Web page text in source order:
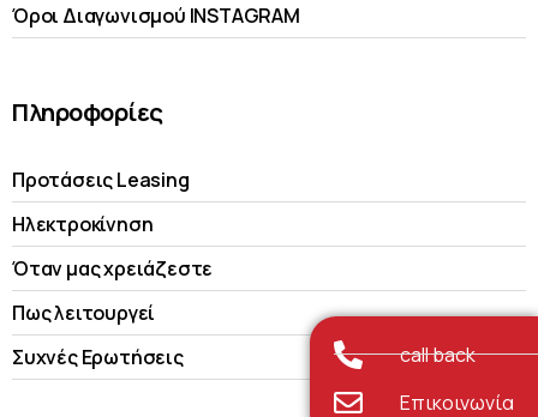
Όροι Διαγωνισμού INSTAGRAM
Πληροφορίες
Προτάσεις Leasing
Ηλεκτροκίνηση
Όταν μας χρειάζεστε
Πως λειτουργεί
Συχνές Ερωτήσεις
call back
Επικοινωνία